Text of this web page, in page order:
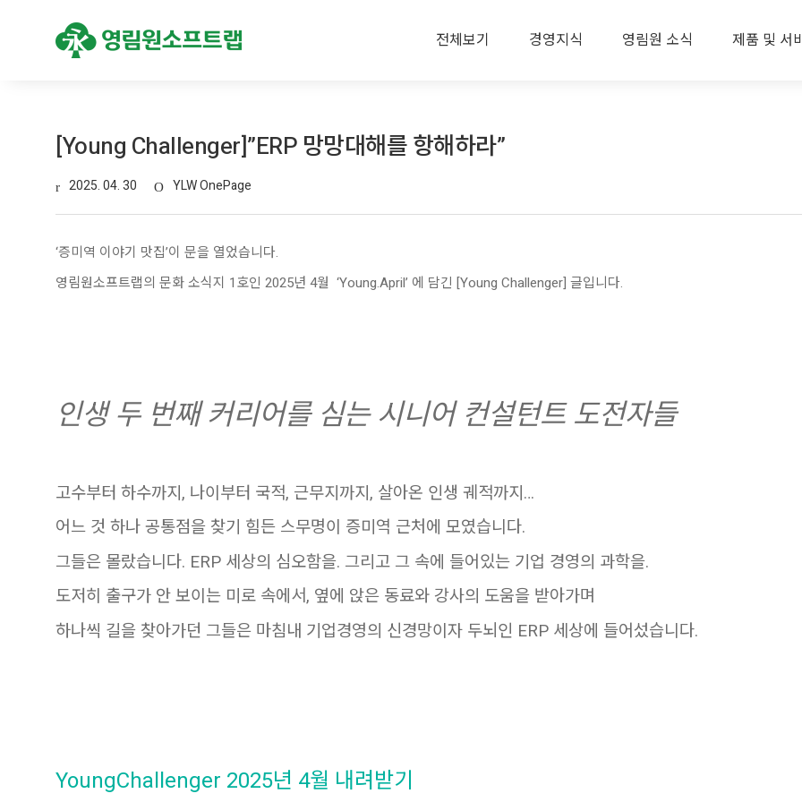
전체보기 경영지식 영림원 소식 제품 및 서
[Young Challenger]”ERP 망망대해를 항해하라”
2025. 04. 30 YLW OnePage
‘증미역 이야기 맛집’이 문을 열었습니다.
영림원소프트랩의 문화 소식지 1호인 2025년 4월 ‘Young.April’ 에 담긴 [Young Challenger] 글입니다.
인생 두 번째 커리어를 심는 시니어 컨설턴트 도전자들
고수부터 하수까지, 나이부터 국적, 근무지까지, 살아온 인생 궤적까지…
어느 것 하나 공통점을 찾기 힘든 스무명이 증미역 근처에 모였습니다.
그들은 몰랐습니다. ERP 세상의 심오함을. 그리고 그 속에 들어있는 기업 경영의 과학을.
도저히 출구가 안 보이는 미로 속에서, 옆에 앉은 동료와 강사의 도움을 받아가며
하나씩 길을 찾아가던 그들은 마침내 기업경영의 신경망이자 두뇌인 ERP 세상에 들어섰습니다.
YoungChallenger 2025년 4월 내려받기